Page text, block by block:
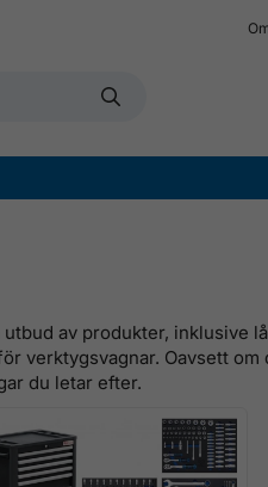
av produkter, inklusive
verktygsvagnar. Oavsett om
du letar efter.